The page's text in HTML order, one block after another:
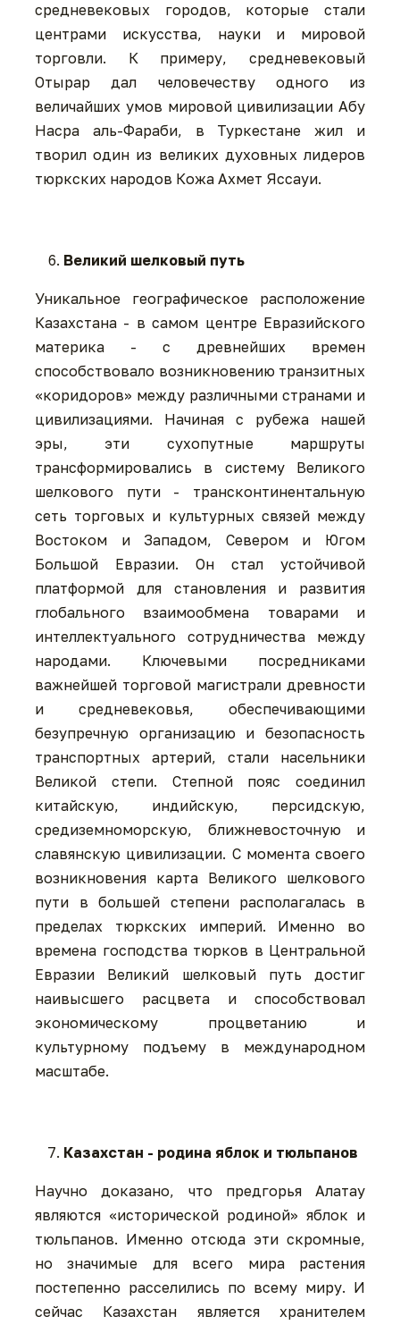
средневековых городов, которые стали
центрами искусства, науки и мировой
торговли. К примеру, средневековый
Отырар дал человечеству одного из
величайших умов мировой цивилизации Абу
Насра аль-Фараби, в Туркестане жил и
творил один из великих духовных лидеров
тюркских народов Кожа Ахмет Яссауи.
Великий шелковый путь
Уникальное географическое расположение
Казахстана - в самом центре Евразийского
материка - с древнейших времен
способствовало возникновению транзитных
«коридоров» между различными странами и
цивилизациями. Начиная с рубежа нашей
эры, эти сухопутные маршруты
трансформировались в систему Великого
шелкового пути - трансконтинентальную
сеть торговых и культурных связей между
Востоком и Западом, Севером и Югом
Большой Евразии. Он стал устойчивой
платформой для становления и развития
глобального взаимообмена товарами и
интеллектуального сотрудничества между
народами. Ключевыми посредниками
важнейшей торговой магистрали древности
и средневековья, обеспечивающими
безупречную организацию и безопасность
транспортных артерий, стали насельники
Великой степи. Степной пояс соединил
китайскую, индийскую, персидскую,
средиземноморскую, ближневосточную и
славянскую цивилизации. С момента своего
возникновения карта Великого шелкового
пути в большей степени располагалась в
пределах тюркских империй. Именно во
времена господства тюрков в Центральной
Евразии Великий шелковый путь достиг
наивысшего расцвета и способствовал
экономическому процветанию и
культурному подъему в международном
масштабе.
Казахстан - родина яблок и тюльпанов
Научно доказано, что предгорья Алатау
являются «исторической родиной» яблок и
тюльпанов. Именно отсюда эти скромные,
но значимые для всего мира растения
постепенно расселились по всему миру. И
сейчас Казахстан является хранителем